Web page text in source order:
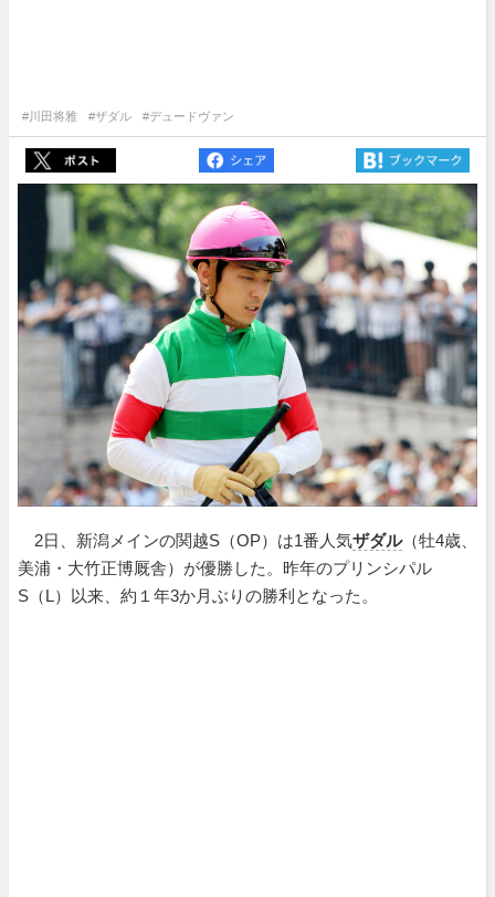
#川田将雅 #ザダル #デュードヴァン
2日、新潟メインの関越S（OP）は1番人気ザダル（牡4歳、
美浦・大竹正博厩舎）が優勝した。昨年のプリンシパル
S（L）以来、約１年3か月ぶりの勝利となった。